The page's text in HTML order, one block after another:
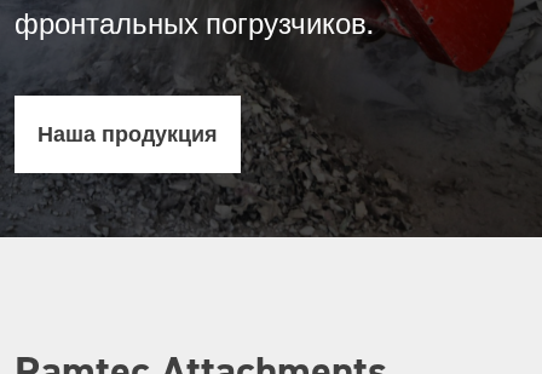
фронтальных погрузчиков.
Наша продукция